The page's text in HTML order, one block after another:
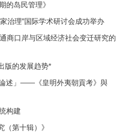
的岛民管理》
治理”国际学术研讨会成功举办
商口岸与区域经济社会变迁研究的
版的发展趋势*
述」——《皇明外夷朝貢考》與
构建
（第十辑）》